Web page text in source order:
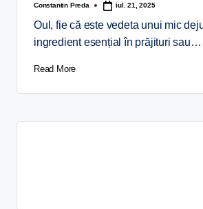
Constantin Preda iul. 21, 2025
Oul, fie că este vedeta unui mic
ingredient esențial în prăjituri sau…
Read More